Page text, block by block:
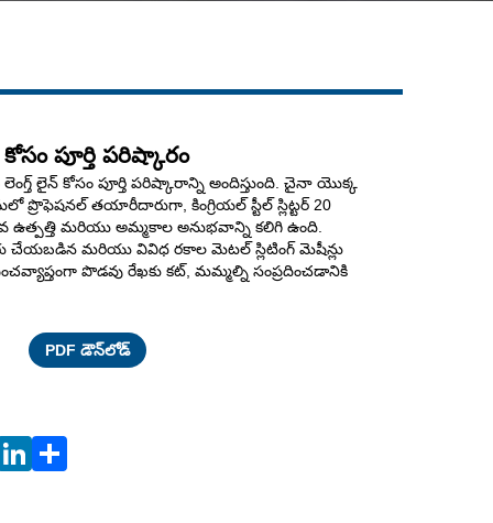
కోసం పూర్తి పరిష్కారం
టు లెంగ్త్ లైన్ కోసం పూర్తి పరిష్కారాన్ని అందిస్తుంది. చైనా యొక్క
ప్రొఫెషనల్ తయారీదారుగా, కింగ్రియల్ స్టీల్ స్లిట్టర్ 20
ఉత్పత్తి మరియు అమ్మకాల అనుభవాన్ని కలిగి ఉంది.
మరియు వివిధ రకాల మెటల్ స్లిటింగ్ మెషీన్లు
పొడవు రేఖకు కట్, మమ్మల్ని సంప్రదించడానికి
PDF డౌన్‌లోడ్